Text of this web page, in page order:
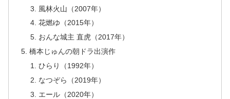
風林火山（2007年）
花燃ゆ（2015年）
おんな城主 直虎（2017年）
橋本じゅんの朝ドラ出演作
ひらり（1992年）
なつぞら（2019年）
エール（2020年）